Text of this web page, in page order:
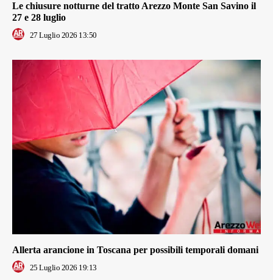
Le chiusure notturne del tratto Arezzo Monte San Savino il
27 e 28 luglio
27 Luglio 2026 13:50
Allerta arancione in Toscana per possibili temporali domani
25 Luglio 2026 19:13